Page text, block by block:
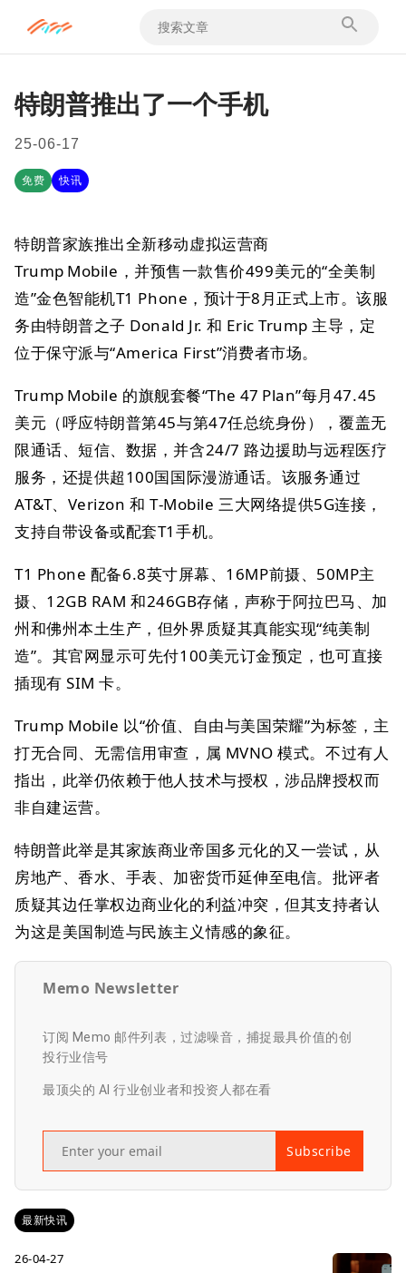
特朗普推出了一个手机
25-06-17
免费 快讯
特朗普家族推出全新移动虚拟运营商
Trump Mobile，并预售一款售价499美元的“全美制
造”金色智能机T1 Phone，预计于8月正式上市。该服
务由特朗普之子 Donald Jr. 和 Eric Trump 主导，定
位于保守派与“America First”消费者市场。
Trump Mobile 的旗舰套餐“The 47 Plan”每月47.45
美元（呼应特朗普第45与第47任总统身份），覆盖无
限通话、短信、数据，并含24/7 路边援助与远程医疗
服务，还提供超100国国际漫游通话。该服务通过
AT&T、Verizon 和 T‑Mobile 三大网络提供5G连接，
支持自带设备或配套T1手机。
T1 Phone 配备6.8英寸屏幕、16MP前摄、50MP主
摄、12GB RAM 和246GB存储，声称于阿拉巴马、加
州和佛州本土生产，但外界质疑其真能实现“纯美制
造”。其官网显示可先付100美元订金预定，也可直接
插现有 SIM 卡。
Trump Mobile 以“价值、自由与美国荣耀”为标签，主
打无合同、无需信用审查，属 MVNO 模式。不过有人
指出，此举仍依赖于他人技术与授权，涉品牌授权而
非自建运营。
特朗普此举是其家族商业帝国多元化的又一尝试，从
房地产、香水、手表、加密货币延伸至电信。批评者
质疑其边任掌权边商业化的利益冲突，但其支持者认
为这是美国制造与民族主义情感的象征。
Memo Newsletter
订阅 Memo 邮件列表，过滤噪音，捕捉最具价值的创
投行业信号
最顶尖的 AI 行业创业者和投资人都在看
Subscribe
最新快讯
26-04-27